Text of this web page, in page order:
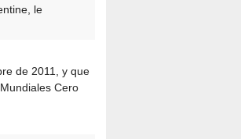
le
de 2011, y que
Cero